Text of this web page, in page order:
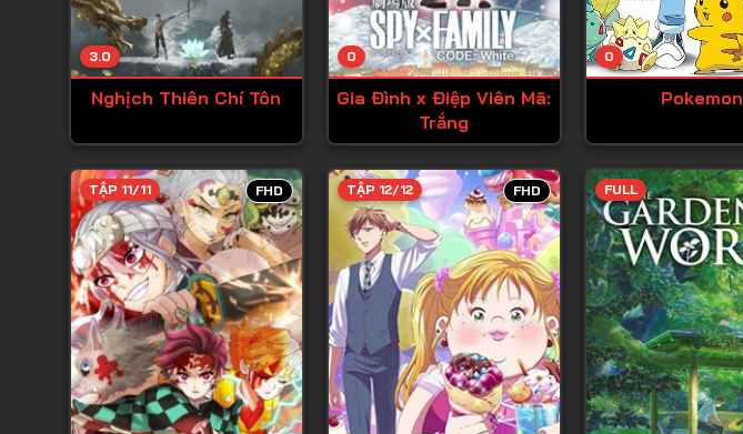
Tập 14
Tập 15
Tập 16
Tập 17
Tập 18
Tập 19
Tập 20
Tập 21
Tập 22
Tập 23
Tập 24
3.0
Nghịch Thiên Chí Tôn
0
Gia Đình x Điệp Viên Mã:
Trắng
0
Pokemon
FHD
TẬP 11/11 FHD
TẬP 12/12 FULL